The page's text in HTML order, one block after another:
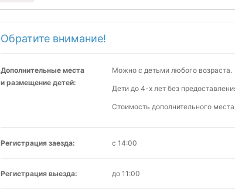
Обратите внимание!
Дополнительные места
и размещение детей:
Можно с детьми любого возраста.
Дети до 4-х лет без
Стоимость дополнительного
Регистрация заезда: с 14:00
Регистрация выезда: до 11:00